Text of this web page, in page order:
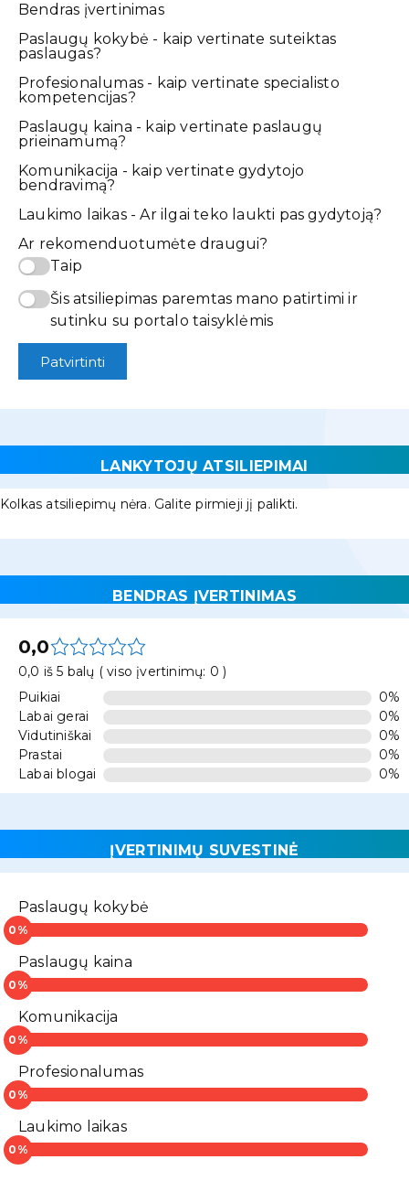
Bendras įvertinimas
Paslaugų kokybė - kaip vertinate suteiktas
paslaugas?
Profesionalumas - kaip vertinate specialisto
kompetencijas?
Paslaugų kaina - kaip vertinate paslaugų
prieinamumą?
Komunikacija - kaip vertinate gydytojo
bendravimą?
Laukimo laikas - Ar ilgai teko laukti pas gydytoją?
Ar rekomenduotumėte draugui?
Taip
Šis atsiliepimas paremtas mano patirtimi ir
sutinku su portalo taisyklėmis
Patvirtinti
LANKYTOJŲ ATSILIEPIMAI
Kolkas atsiliepimų nėra. Galite pirmieji jį palikti.
BENDRAS ĮVERTINIMAS
0,0
0,0 iš 5 balų ( viso įvertinimų: 0 )
Puikiai
0%
Labai gerai
0%
Vidutiniškai
0%
Prastai
0%
Labai blogai
0%
ĮVERTINIMŲ SUVESTINĖ
Paslaugų kokybė
Paslaugų kaina
Komunikacija
Profesionalumas
Laukimo laikas